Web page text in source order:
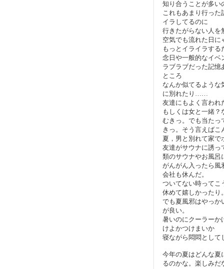
知り合うことが多い
これもあまり行った
イラしてるのに
行きたがらない人を
空気でも流れた日
もっとイライラす
念日や一般的なイベ
ラブラブだった記憶
ところ
なんか似てるような
に別れたり……
友達にもよく言われ
もしくは女と一緒？
むきっ。でも当たっ
きっ。そう言えば
夏，男と別れて家で
友達がサウナに誘っ
類のサウナやお風呂
がんがん入ったら風
会社も休んだ。
ついてない時ってこ
休めて嬉しかったり
でも夏風邪はやっか
が良い。
暑いのにクーラーか
けよかつけまいか
寝ながら悶悶として
今年の夏はどんな夏
るのかな。楽しみだ